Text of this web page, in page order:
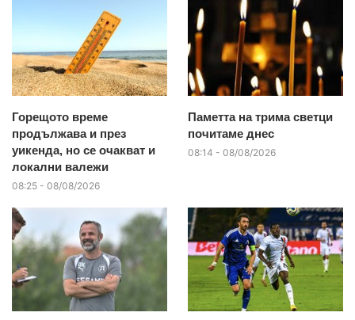
Горещото време
продължава и през
уикенда, но се очакват и
локални валежи
08:25 - 08/08/2026
Паметта на трима светци
почитаме днес
08:14 - 08/08/2026